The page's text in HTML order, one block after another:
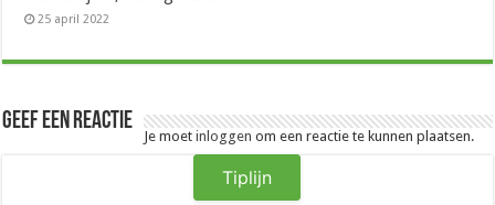
25 april 2022
Geef een reactie
Je moetinloggen om een reactie te kunnen plaatsen.
Tiplijn